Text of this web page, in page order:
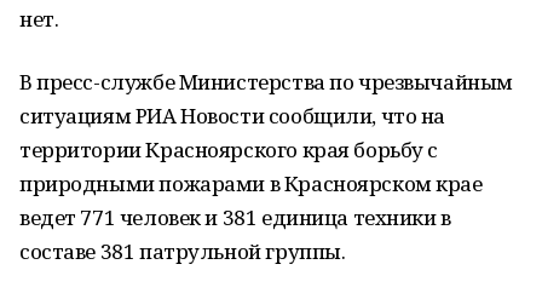
нет.
В пресс-службе Министерства по чрезвычайным
ситуациям РИА Новости сообщили, что на
территории Красноярского края борьбу с
природными пожарами в Красноярском крае
ведет 771 человек и 381 единица техники в
составе 381 патрульной группы.